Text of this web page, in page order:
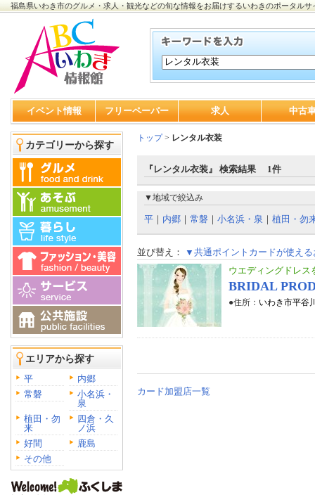
福島県いわき市のグルメ・求人・観光などの旬な情報をお届けするいわきのポータルサ
イベント情報 フリーペーパー 求人 中古
カテゴリーから探す
エリアから探す
平
内郷
常磐
小名浜・
泉
植田・勿
来
四倉・久
ノ浜
好間
鹿島
その他
トップ> レンタル衣装
『レンタル衣装』 検索結果 1件
▼地域で絞込み
平 ｜ 内郷 ｜ 常磐 ｜ 小名浜・泉 ｜ 植田・勿
並び替え：
▼共通ポイントカードが使える
ウエディングドレス
BRIDAL
●住所： いわき市平谷
カード加盟店一覧